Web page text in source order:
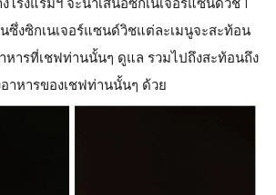
ซึ่งซิกเนเจอร์แซนด์วิชแต่ละเมนูจะสะท้อน
หารที่เชฟท่านนั้นๆ ดูแล รวมไปถึงสะท้อนถึง
าหารของเชฟท่านนั้นๆ ด้วย